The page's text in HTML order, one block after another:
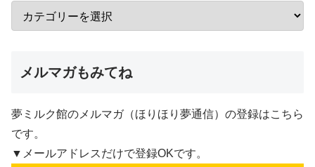
メルマガもみてね
夢ミルク館のメルマガ（ほりほり夢通信）の登録はこちら
です。
▼メールアドレスだけで登録OKです。